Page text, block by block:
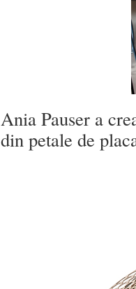
Ania Pauser a
din petale de